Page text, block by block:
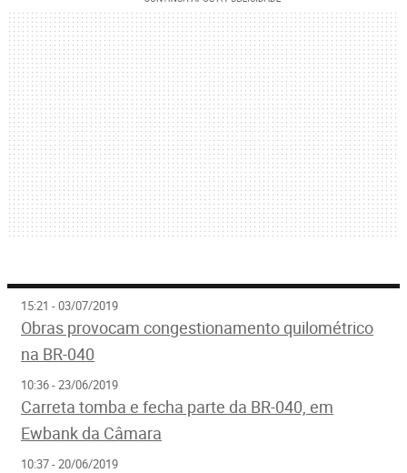
15:21 - 03/07/2019
Obras provocam congestionamento quilométrico
na BR-040
10:36 - 23/06/2019
Carreta tomba e fecha parte da BR-040, em
Ewbank da Câmara
10:37 - 20/06/2019